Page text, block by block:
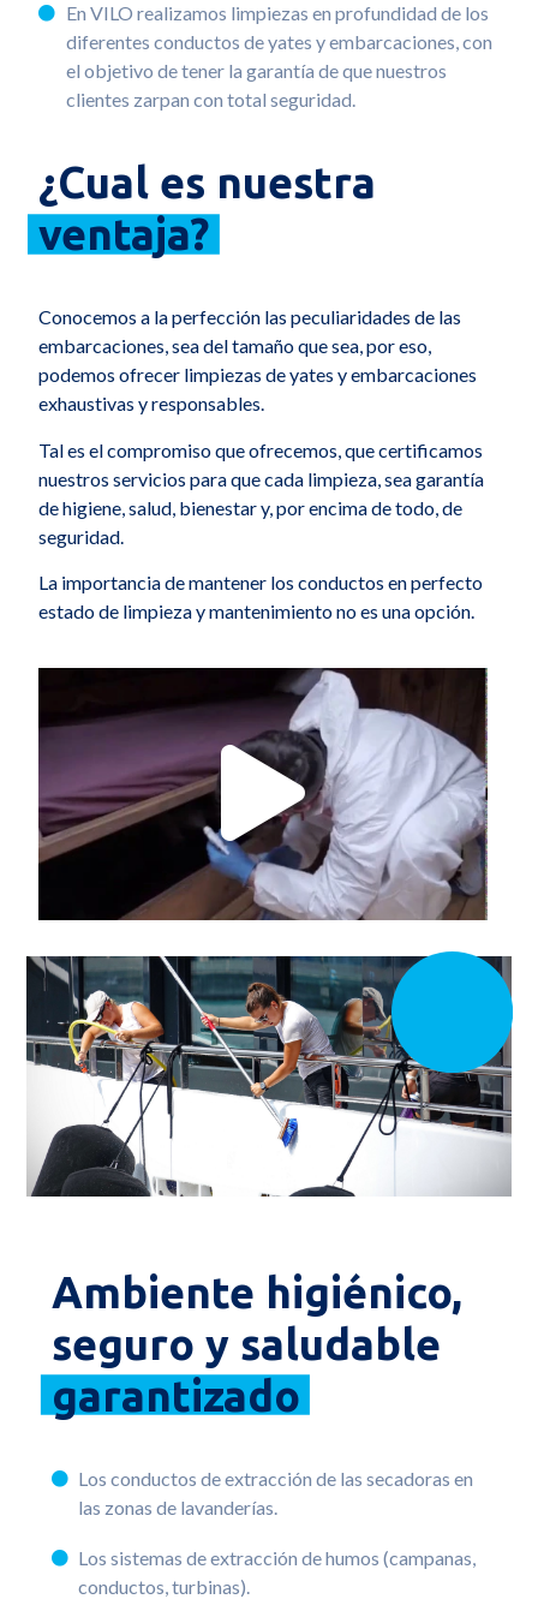
En VILO realizamos limpiezas en profundidad de los
diferentes conductos de yates y embarcaciones, con
el objetivo de tener la garantía de que nuestros
clientes zarpan con total seguridad.
¿Cual es nuestra
ventaja?
Conocemos a la perfección las peculiaridades de las
embarcaciones, sea del tamaño que sea, por eso,
podemos ofrecer limpiezas de yates y embarcaciones
exhaustivas y responsables.
Tal es el compromiso que ofrecemos, que certificamos
nuestros servicios para que cada limpieza, sea garantía
de higiene, salud, bienestar y, por encima de todo, de
seguridad.
La importancia de mantener los conductos en perfecto
estado de limpieza y mantenimiento no es una opción.
Ambiente higiénico,
seguro y saludable
garantizado
Los conductos de extracción de las secadoras en
las zonas de lavanderías.
Los sistemas de extracción de humos (campanas,
conductos, turbinas).